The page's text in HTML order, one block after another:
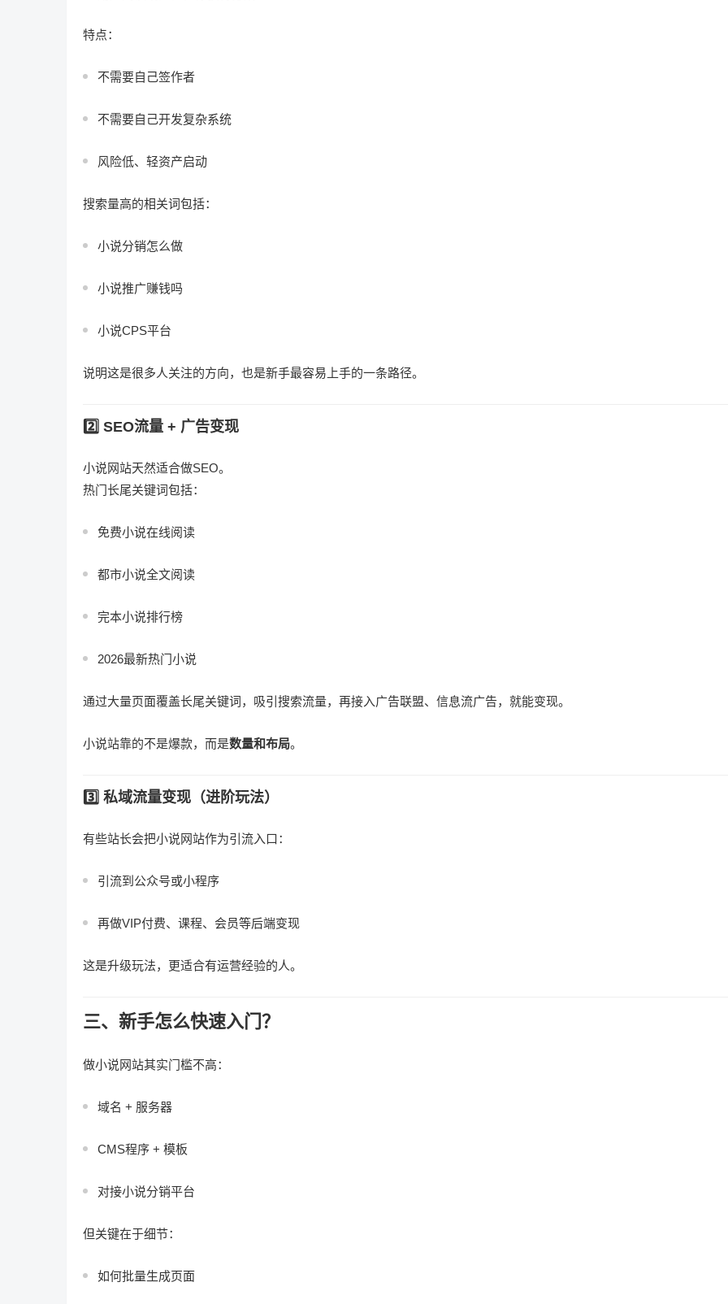
特点：
不需要自己签作者
不需要自己开发复杂系统
风险低、轻资产启动
搜索量高的相关词包括：
小说分销怎么做
小说推广赚钱吗
小说CPS平台
说明这是很多人关注的方向，也是新手最容易上手的一条路径。
2️⃣ SEO流量 + 广告变现
小说网站天然适合做SEO。
热门长尾关键词包括：
免费小说在线阅读
都市小说全文阅读
完本小说排行榜
2026最新热门小说
通过大量页面覆盖长尾关键词，吸引搜索流量，再接入广告联盟、信息流广告，就能变现。
小说站靠的不是爆款，而是数量和布局。
3️⃣ 私域流量变现（进阶玩法）
有些站长会把小说网站作为引流入口：
引流到公众号或小程序
再做VIP付费、课程、会员等后端变现
这是升级玩法，更适合有运营经验的人。
三、新手怎么快速入门？
做小说网站其实门槛不高：
域名 + 服务器
CMS程序 + 模板
对接小说分销平台
但关键在于细节：
如何批量生成页面